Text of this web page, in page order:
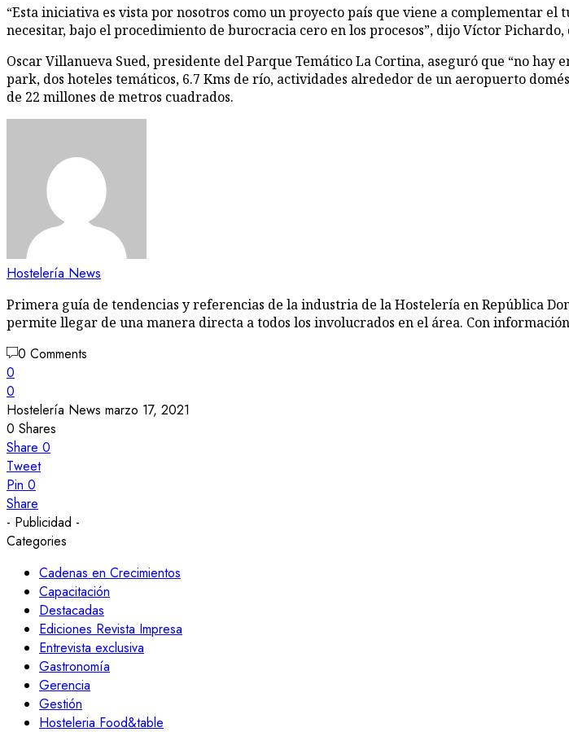
“Esta iniciativa es vista por nosotros como un proyecto país que viene a complementar
necesitar, bajo el procedimiento de burocracia cero en los procesos”, dijo Víctor
Oscar Villanueva Sued, presidente del Parque Temático La Cortina, aseguró que “no
park, dos hoteles temáticos, 6.7 Kms de río, actividades alrededor de un aeropuerto
de 22 millones de metros cuadrados.
Hostelería News
Primera guía de tendencias y referencias de la industria de la Hostelería en República
permite llegar de una manera directa a todos los involucrados en el área. Con
0 Comments
0
0
Hostelería News marzo 17, 2021
0 Shares
Share 0
Tweet
Pin 0
Share
- Publicidad -
Categories
Cadenas en Crecimientos
Capacitación
Destacadas
Ediciones Revista Impresa
Entrevista exclusiva
Gastronomía
Gerencia
Gestión
Hosteleria Food&table